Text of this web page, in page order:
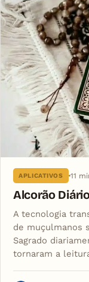
APLICATIVOS 11
Alcorão
A tecnologia
de muçulmanos
Sagrado
tornaram a